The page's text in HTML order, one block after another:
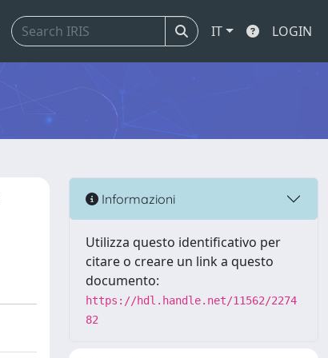
IT LOGIN
Informazioni
Utilizza questo identificativo per
citare o creare un link a questo
documento:
https://hdl.handle.net/11562/2274
82